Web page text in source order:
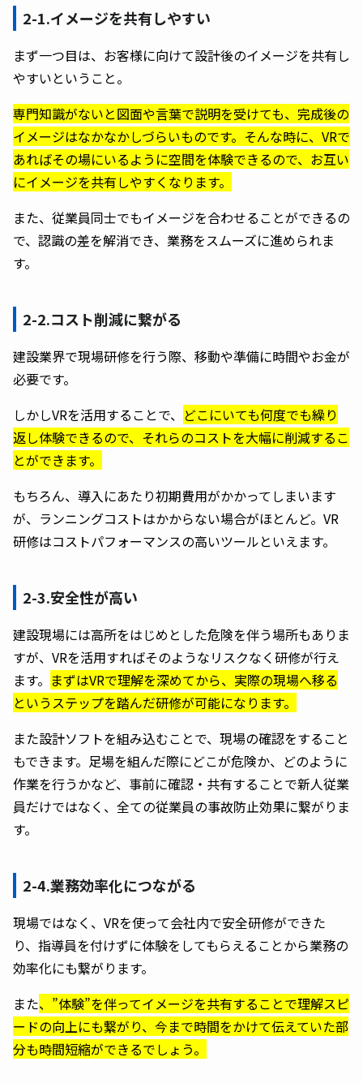
2-1.イメージを共有しやすい
まず一つ目は、お客様に向けて設計後のイメージを共有し
やすいということ。
専門知識がないと図面や言葉で説明を受けても、完成後の
イメージはなかなかしづらいものです。そんな時に、VRで
あればその場にいるように空間を体験できるので、お互い
にイメージを共有しやすくなります。
また、従業員同士でもイメージを合わせることができるの
で、認識の差を解消でき、業務をスムーズに進められま
す。
2-2.コスト削減に繋がる
建設業界で現場研修を行う際、移動や準備に時間やお金が
必要です。
しかしVRを活用することで、 どこにいても何度でも繰り
返し体験できるので、それらのコストを大幅に削減するこ
とができます。
もちろん、導入にあたり初期費用がかかってしまいます
が、ランニングコストはかからない場合がほとんど。VR
研修はコストパフォーマンスの高いツールといえます。
2-3.安全性が高い
建設現場には高所をはじめとした危険を伴う場所もありま
すが、VRを活用すればそのようなリスクなく研修が行え
ます。 まずはVRで理解を深めてから、実際の現場へ移る
というステップを踏んだ研修が可能になります。
また設計ソフトを組み込むことで、現場の確認をすること
もできます。足場を組んだ際にどこが危険か、どのように
作業を行うかなど、事前に確認・共有することで新人従業
員だけではなく、全ての従業員の事故防止効果に繋がりま
す。
2-4.業務効率化につながる
現場ではなく、VRを使って会社内で安全研修ができた
り、指導員を付けずに体験をしてもらえることから業務の
効率化にも繋がります。
また、”体験”を伴ってイメージを共有することで理解スピ
ードの向上にも繋がり、今まで時間をかけて伝えていた部
分も時間短縮ができるでしょう。